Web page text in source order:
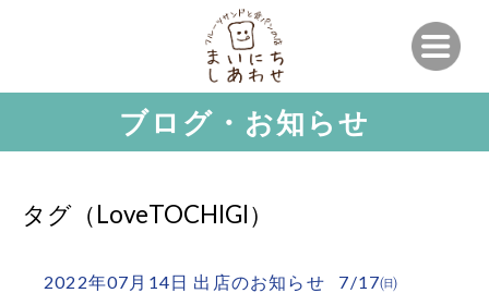
ブログ・お知らせ
タグ（LoveTOCHIGI）
2022年07月14日 出店のお知らせ 7/17㈰